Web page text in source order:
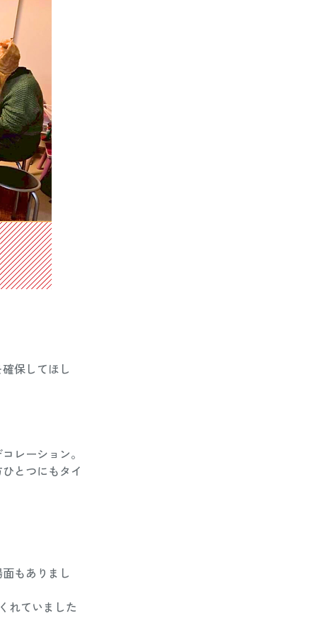
保してほし
レーション。
とつにもタイ
もありまし
れていました